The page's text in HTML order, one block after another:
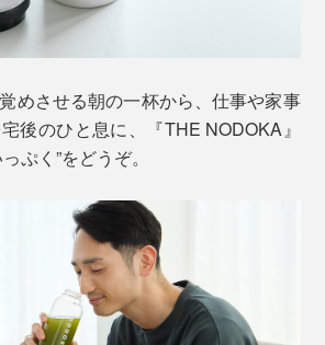
めさせる朝の一杯から、仕事や家事
後のひと息に、『THE NODOKA』
ぷく”をどうぞ。